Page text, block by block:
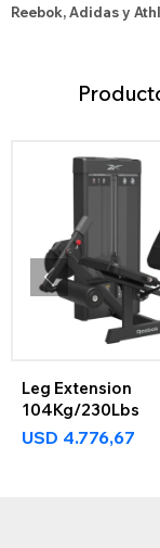
Reebok, Adidas y
Leg Extension
104Kg/230Lbs
USD 4.776,67